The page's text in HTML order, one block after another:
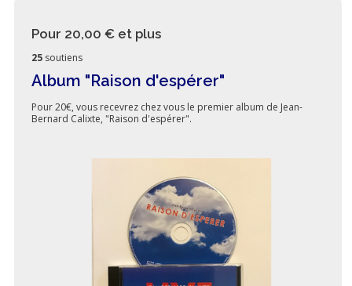
Pour 20,00 € et plus
25 soutiens
Album "Raison d'espérer"
Pour 20€, vous recevrez chez vous le premier album de Jean-
Bernard Calixte, "Raison d'espérer".